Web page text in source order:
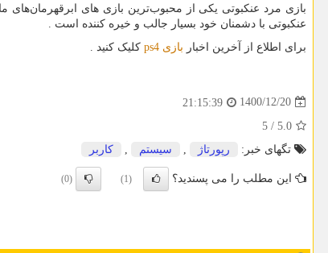
بازی مرد عنکبوتی یکی از محبوب‌ترین بازی های ابرقهرمان‌های
عنکبوتی با دشمنان خود بسیار جالب و خیره کننده است .
برای اطلاع از آخرین اخبار بازی ps4 کلیک کنید .
1400/12/20
21:15:39
5.0
/
5
تگهای خبر:
رپورتاژ سیستم كاربر
این مطلب را می پسندید؟ (1)
(0)